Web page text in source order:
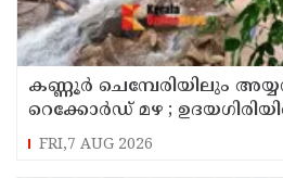
കണ്ണൂർ ചെമ്പേരിയിലും
റെക്കോർഡ് മഴ ;
ഉരുൾപൊട്ടൽ; 13 പേരെ
FRI,7 AUG 2026